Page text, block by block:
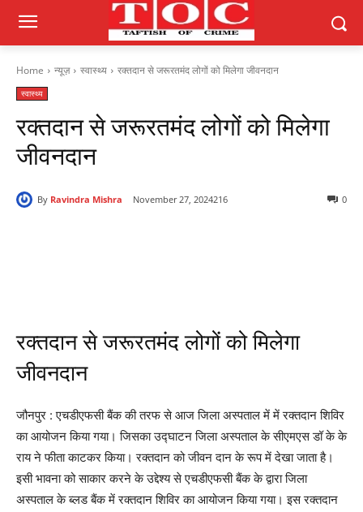
Home न्यूज़ स्वास्थ्य रक्तदान से जरूरतमंद लोगों को मिलेगा जीवनदान
स्वास्थ्य
रक्तदान से जरूरतमंद लोगों को मिलेगा
जीवनदान
By Ravindra Mishra November 27, 2024 0
216
रक्तदान से जरूरतमंद लोगों को मिलेगा
जीवनदान
जौनपुर : एचडीएफसी बैंक की तरफ से आज जिला अस्पताल में में रक्तदान शिविर
का आयोजन किया गया। जिसका उद्घाटन जिला अस्पताल के सीएमएस डॉ के के
राय ने फीता काटकर किया। रक्तदान को जीवन दान के रूप में देखा जाता है।
इसी भावना को साकार करने के उद्देश्य से एचडीएफसी बैंक के द्वारा जिला
अस्पताल के ब्लड बैंक में रक्तदान शिविर का आयोजन किया गया। इस रक्तदान